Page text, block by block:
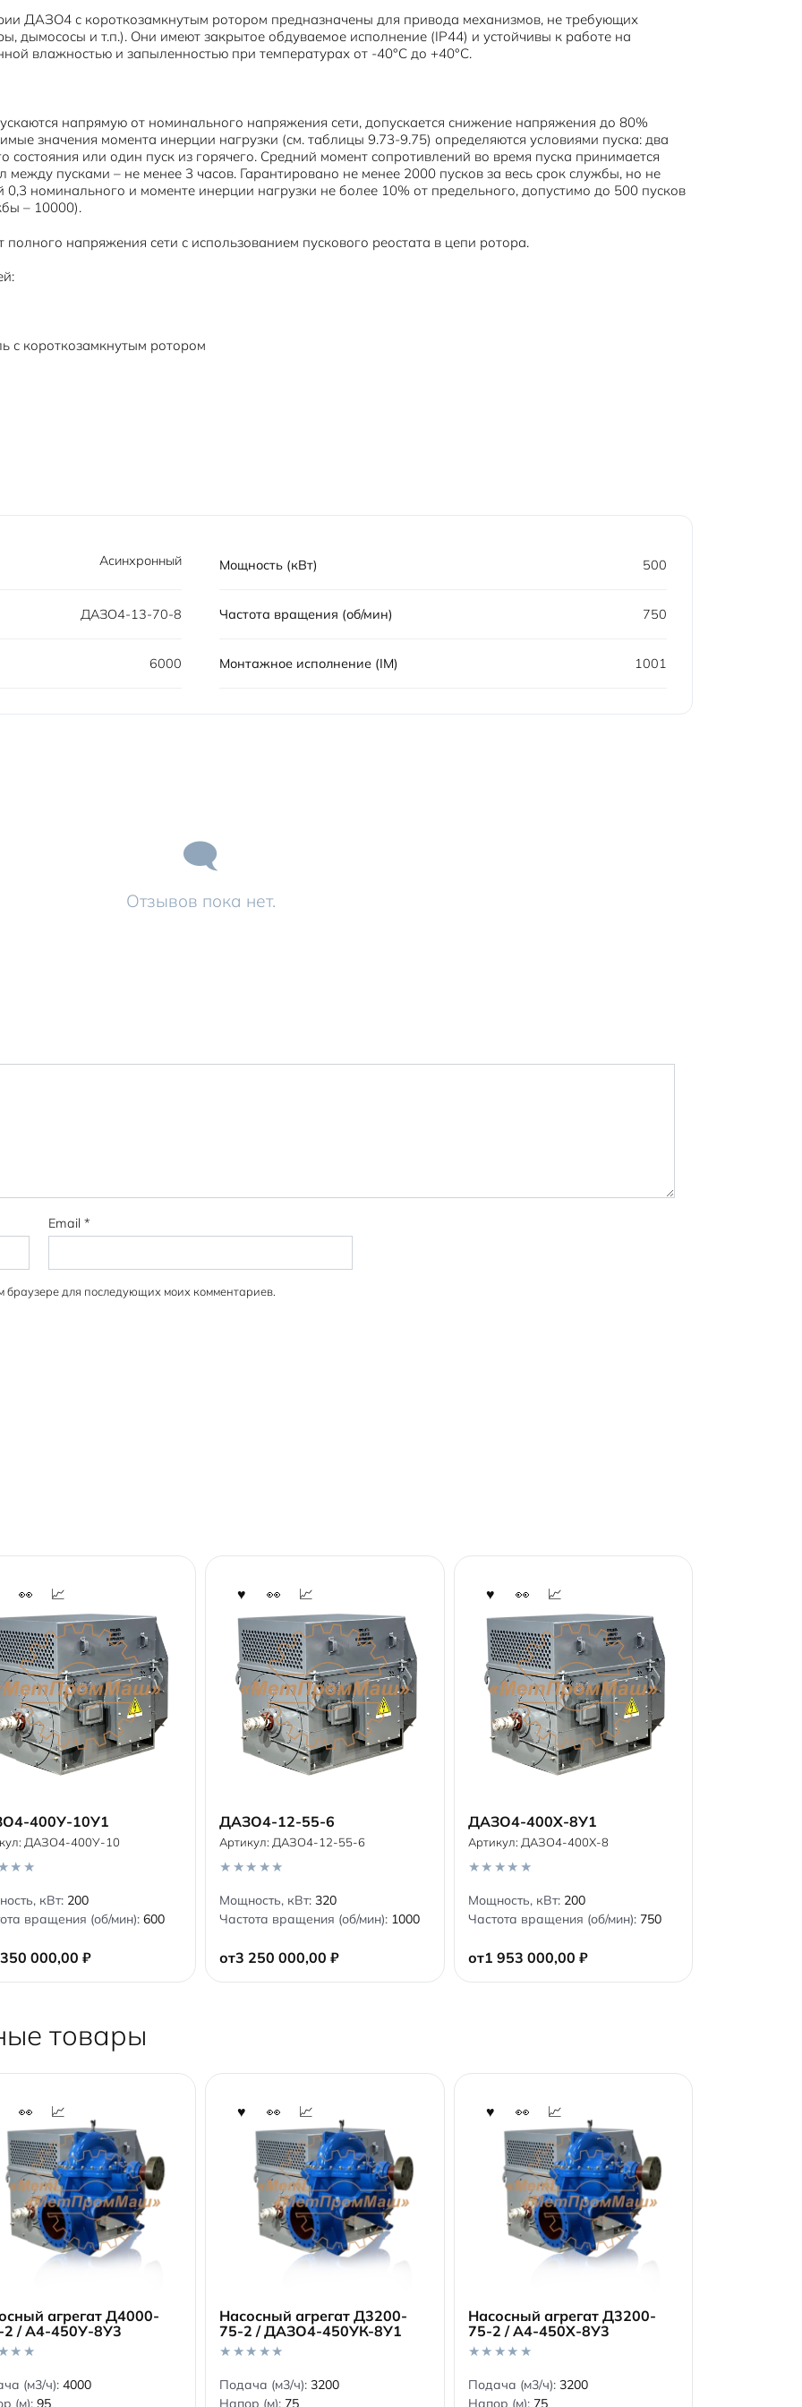
ДАЗО4 с короткозамкнутым ротором предназначены для привода механизмов, не требующих
дымососы и т.п.). Они имеют закрытое обдуваемое исполнение (IP44) и устойчивы к работе на
влажностью и запыленностью при температурах от -40°С до +40°С.
напрямую от номинального напряжения сети, допускается снижение напряжения до 80%
значения момента инерции нагрузки (см. таблицы 9.73-9.75) определяются условиями пуска: два
или один пуск из горячего. Средний момент сопротивлений во время пуска принимается
пусками – не менее 3 часов. Гарантировано не менее 2000 пусков за весь срок службы, но не
номинального и моменте инерции нагрузки не более 10% от предельного, допустимо до 500 пусков
– 10000).
напряжения сети с использованием пускового реостата в цепи ротора.
короткозамкнутым ротором
Асинхронный Мощность (кВт) 500
ДАЗО4-13-70-8 Частота вращения (об/мин) 750
6000 Монтажное исполнение (IM) 1001
Отзывов пока нет.
Email*
браузере для последующих моих комментариев.
400У-10У1
000,00 ₽
ДАЗО4-400У-10
кВт: 200
вращения (об/мин): 600
ДАЗО4-12-55-6
от3 250 000,00 ₽
Артикул: ДАЗО4-12-55-6
0
o
u
f
Мощность, кВт: 320
Частота вращения (об/мин): 1000
ДАЗО4-400Х-8У1
от1 953 000,00 ₽
Артикул: ДАЗО4-400Х-8
0
o
u
f
Мощность, кВт: 200
Частота вращения (об/мин): 750
товары
агрегат Д4000-
2 / А4-450У-8У3
(м3/ч): 4000
(м): 95
Насосный агрегат Д3200-
75-2 / ДАЗО4-450УК-8У1
0
o
Подача (м3/ч): 3200
Напор (м): 75
Насосный агрегат Д3200-
75-2 / А4-450Х-8У3
0
o
Подача (м3/ч): 3200
Напор (м): 75